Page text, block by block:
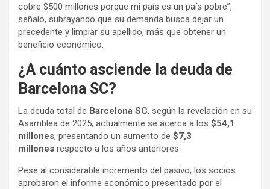
cobre $500 millones porque mi país es un país pobre”,
señaló, subrayando que su demanda busca dejar un
precedente y limpiar su apellido, más que obtener un
beneficio económico.
¿A cuánto asciende la deuda de
Barcelona SC?
La deuda total de Barcelona SC, según la revelación en su
Asamblea de 2025, actualmente se acerca a los $54,1
millones, presentando un aumento de $7,3
millones respecto a los años anteriores.
Pese al considerable incremento del pasivo, los socios
aprobaron el informe económico presentado por el